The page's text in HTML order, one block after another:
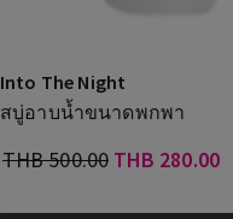
Into The Night
สบู่อาบน้ำขนาดพกพา
THB 500.00 THB 280.00